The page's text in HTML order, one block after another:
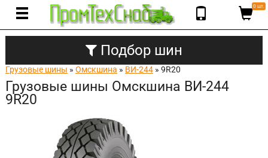
0 шт.
Подбор шин
Грузовые шины » Омскшина » ВИ-244 » 9R20
Грузовые шины Омскшина ВИ-244
9R20